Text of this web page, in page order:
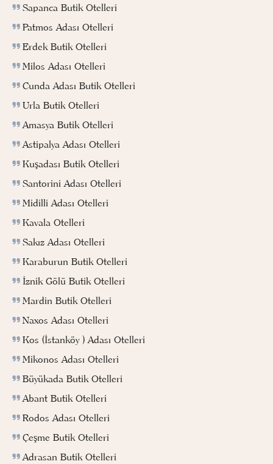
Sapanca Butik Otelleri
Patmos Adası Otelleri
Erdek Butik Otelleri
Milos Adası Otelleri
Cunda Adası Butik Otelleri
Urla Butik Otelleri
Amasya Butik Otelleri
Astipalya Adası Otelleri
Kuşadası Butik Otelleri
Santorini Adası Otelleri
Midilli Adası Otelleri
Kavala Otelleri
Sakız Adası Otelleri
Karaburun Butik Otelleri
İznik Gölü Butik Otelleri
Mardin Butik Otelleri
Naxos Adası Otelleri
Kos (İstanköy ) Adası Otelleri
Mikonos Adası Otelleri
Büyükada Butik Otelleri
Abant Butik Otelleri
Rodos Adası Otelleri
Çeşme Butik Otelleri
Adrasan Butik Otelleri